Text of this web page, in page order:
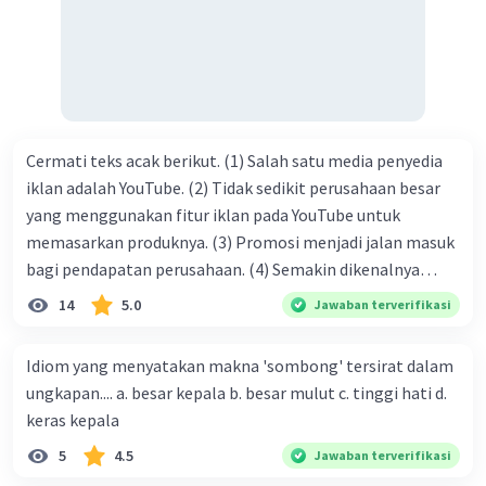
Cermati teks acak berikut. (1) Salah satu media penyedia
iklan adalah YouTube. (2) Tidak sedikit perusahaan besar
yang menggunakan fitur iklan pada YouTube untuk
memasarkan produknya. (3) Promosi menjadi jalan masuk
bagi pendapatan perusahaan. (4) Semakin dikenalnya
suatu produk oleh konsumen, semakin besar pula peluang
perusahaan kepada konsumen. Urutan yang tepat agar
menjadi teks eksposisi yang padu adalah .... A. (1)-(2)-(3)-
(4)-(5) B. (2)-(1)-(3)-(4)-(5) C. (3)-(1)-(2)-(5)-(4) D. (3)-(5)-
(4)-(1)-(2) E. (5)-(1)-(3)-(4)-(2)
14 5.0 Jawaban terverifikasi
Idiom yang menyatakan makna 'sombong' tersirat dalam
ungkapan.... a. besar kepala b. besar mulut c. tinggi hati d.
keras kepala
5 4.5 Jawaban terverifikasi